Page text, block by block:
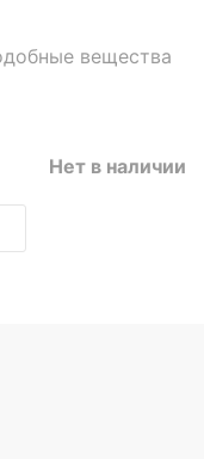
вещества
Нет в наличии